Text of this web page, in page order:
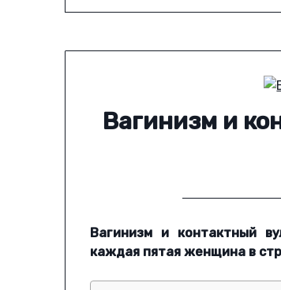
Вагинизм и
Вагинизм и контактный
каждая пятая женщина в